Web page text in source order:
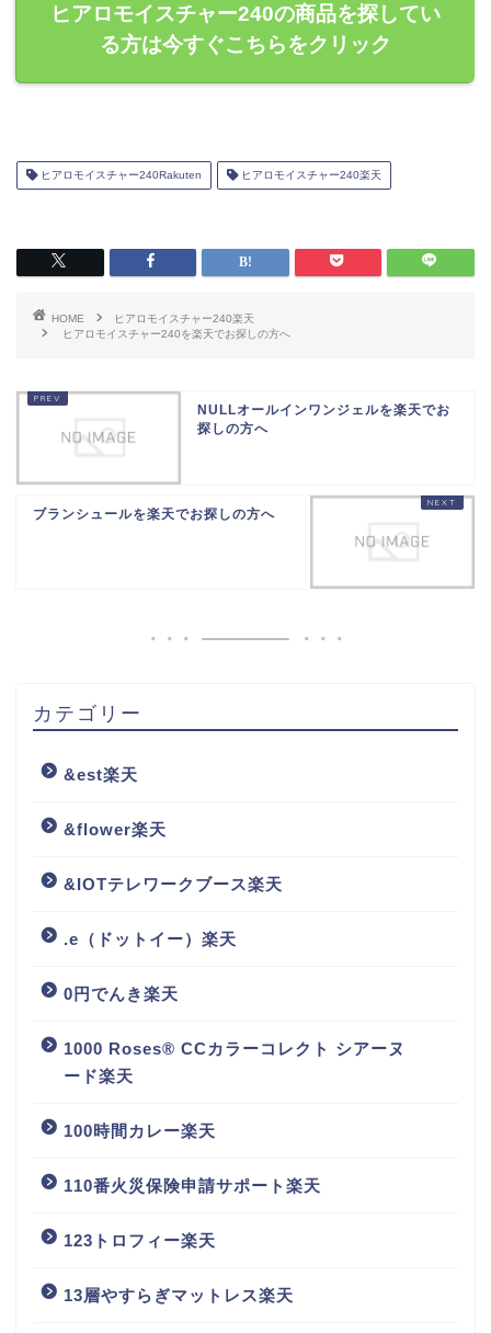
ヒアロモイスチャー240の商品を探してい
る方は今すぐこちらをクリック
ヒアロモイスチャー240Rakuten ヒアロモイスチャー240楽天
HOME
ヒアロモイスチャー240楽天
ヒアロモイスチャー240を楽天でお探しの方へ
NULLオールインワンジェルを楽天でお
探しの方へ
ブランシュールを楽天でお探しの方へ
カテゴリー
&est楽天
&flower楽天
&IOTテレワークブース楽天
.e（ドットイー）楽天
0円でんき楽天
1000 Roses® CCカラーコレクト シアーヌ
ード楽天
100時間カレー楽天
110番火災保険申請サポート楽天
123トロフィー楽天
13層やすらぎマットレス楽天